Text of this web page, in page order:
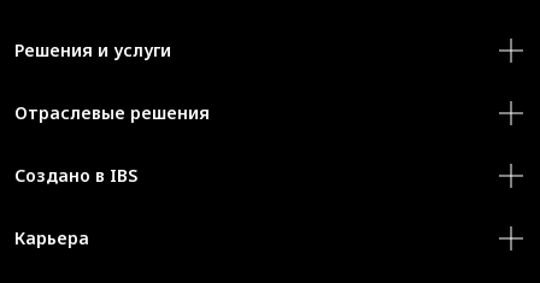
Решения и услуги
Отраслевые решения
Создано в IBS
Карьера